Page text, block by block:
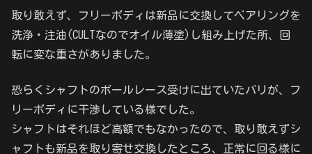
取り敢えず、フリーボディは新品に交換してベアリングを
洗浄・注油(CULTなのでオイル薄塗)し組み上げた所、回
転に変な重さがありました。
恐らくシャフトのボールレース受けに出ていたバリが、フ
リーボディに干渉している様でした。
シャフトはそれほど高額でもなかったので、取り敢えずシ
ャフトも新品を取り寄せ交換したところ、正常に回る様に